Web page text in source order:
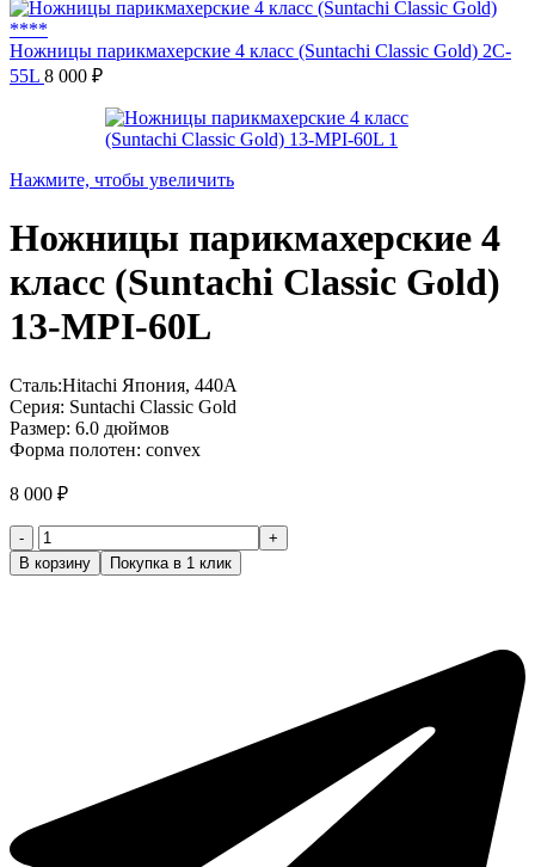
Ножницы парикмахерские 4 класс (Suntachi Classic Gold) 2C-
55L 8 000 ₽
Нажмите, чтобы увеличить
Ножницы парикмахерские 4
класс (Suntachi Classic Gold)
13-MPI-60L
Сталь:Hitachi Япония, 440А
Серия: Suntachi Classic Gold
Размер: 6.0 дюймов
Форма полотен: convex
8 000 ₽
Количество
товара
Ножницы
В корзину Покупка в 1 клик